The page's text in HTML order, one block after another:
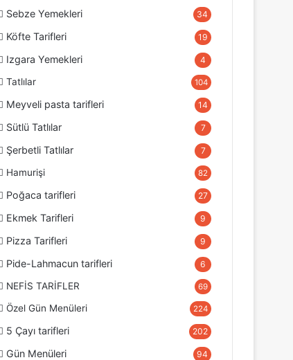
Sebze Yemekleri 34
Köfte Tarifleri 19
Izgara Yemekleri 4
Tatlılar 104
Meyveli pasta tarifleri 14
Sütlü Tatlılar 7
Şerbetli Tatlılar 7
Hamurişi 82
Poğaca tarifleri 27
Ekmek Tarifleri 9
Pizza Tarifleri 9
Pide-Lahmacun tarifleri 6
NEFİS TARİFLER 69
Özel Gün Menüleri 224
5 Çayı tarifleri 202
Gün Menüleri 94